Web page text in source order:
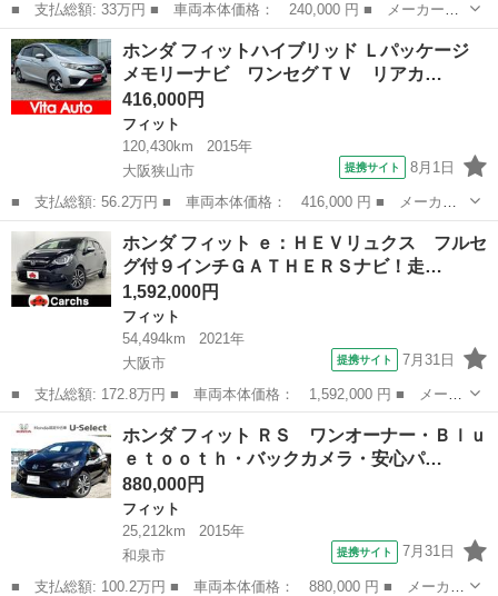
■ 支払総額: 33万円 ■ 車両本体価格： 240,000 円 ■ メーカー
名： ホンダ ■ 車種名： フィットシャトルハイブリッド ■ グレ
ード名： ハイブリッド・スマートセレクション ファインライン
フルセグナビ Ｂ...
大阪 堺市 フィット
ホンダ フィットハイブリッド Ｌパッケージ
メモリーナビ ワンセグＴＶ リアカ…
416,000円
フィット
120,430km
2015年
大阪狭山市
提携サイト 8月1日
■ 支払総額: 56.2万円 ■ 車両本体価格： 416,000 円 ■ メーカー
名： ホンダ ■ 車種名： フィットハイブリッド ■ グレード
名： Ｌパッケージ メモリーナビ ワンセグＴＶ リアカメラ ス
マートキー ＬＥ...
大阪 大阪狭山市 フィット
ホンダ フィット ｅ：ＨＥＶリュクス フルセ
グ付９インチＧＡＴＨＥＲＳナビ！走…
1,592,000円
フィット
54,494km
2021年
大阪市
提携サイト 7月31日
■ 支払総額: 172.8万円 ■ 車両本体価格： 1,592,000 円 ■ メーカ
ー名： ホンダ ■ 車種名： フィット ■ グレード名： ｅ：ＨＥ
Ｖリュクス フルセグ付９インチＧＡＴＨＥＲＳナビ！走行中ＴＶ／
ＤＶＤ視...
大阪 大阪市 フィット
ホンダ フィット ＲＳ ワンオーナー・Ｂｌｕ
ｅｔｏｏｔｈ・バックカメラ・安心パ…
880,000円
フィット
25,212km
2015年
和泉市
提携サイト 7月31日
■ 支払総額: 100.2万円 ■ 車両本体価格： 880,000 円 ■ メーカー